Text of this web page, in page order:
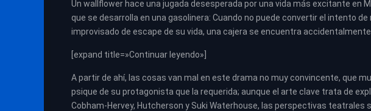
Un wallflower hace una jugada desesperada por una vida más excitante en
que se desarrolla en una gasolinera: Cuando no puede convertir el intento de
improvisado de escape de su vida, una cajera se encuentra
[expand title=»Continuar leyendo»]
A partir de ahí, las cosas van mal en este drama no muy convincente, que
psique de su protagonista que la requerida; aunque el arte clave trata de
Cobham-Hervey, Hutcherson y Suki Waterhouse, las perspectivas teatrales